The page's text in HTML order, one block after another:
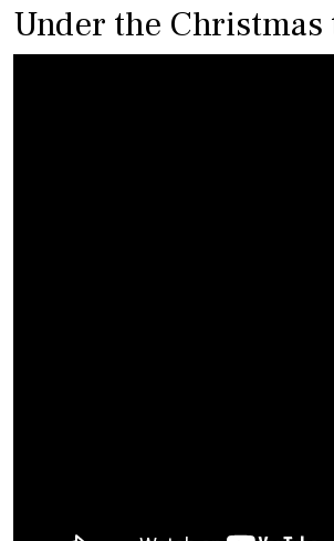
Under the Christmas